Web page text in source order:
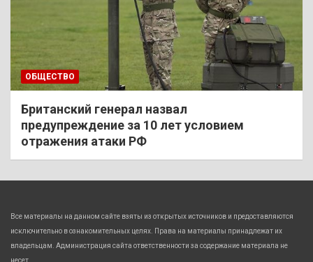
ОБЩЕСТВО
Британский генерал назвал
предупреждение за 10 лет условием
отражения атаки РФ
Все материалы на данном сайте взяты из открытых источников и предоставляются
исключительно в ознакомительных целях. Права на материалы принадлежат их
владельцам. Администрация сайта ответственности за содержание материала не